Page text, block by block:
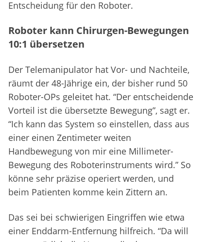
Entscheidung für den Roboter.
Roboter kann Chirurgen-Bewegungen
10:1 übersetzen
Der Telemanipulator hat Vor- und Nachteile,
räumt der 48-Jährige ein, der bisher rund 50
Roboter-OPs geleitet hat. “Der entscheidende
Vorteil ist die übersetzte Bewegung”, sagt er.
“Ich kann das System so einstellen, dass aus
einer einen Zentimeter weiten
Handbewegung von mir eine Millimeter-
Bewegung des Roboterinstruments wird.” So
könne sehr präzise operiert werden, und
beim Patienten komme kein Zittern an.
Das sei bei schwierigen Eingriffen wie etwa
einer Enddarm-Entfernung hilfreich. “Da will